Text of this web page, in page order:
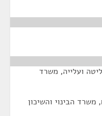
ועלייה, משרד
הבינוי והשיכון